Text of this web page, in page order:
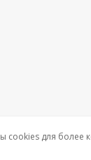
cookies для